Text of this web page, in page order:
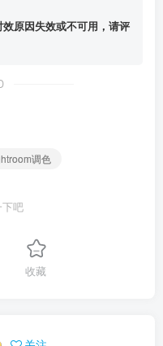
原因失效或不可用，请评
调色
吧
收藏